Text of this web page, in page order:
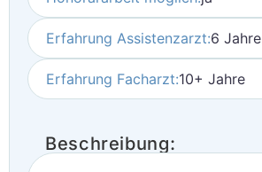
Erfahrung Assistenzarzt:6 Jahre
Erfahrung Facharzt:10+ Jahre
Beschreibung: